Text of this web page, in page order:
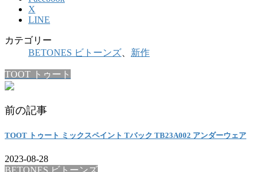
X
LINE
カテゴリー
BETONES ビトーンズ
新作
TOOT トゥート
前の記事
TOOT トゥート ミックスペイント Tバック TB23A002 アンダーウェア
2023-08-28